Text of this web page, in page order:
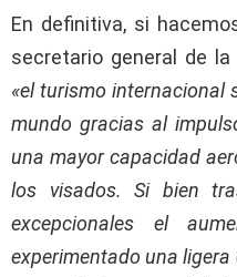
En definitiva, si
secretario general de la
«el turismo internacional
mundo gracias al
una mayor capacidad
los visados. Si bien
excepcionales el
experimentado una